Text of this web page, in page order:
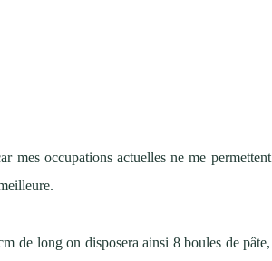
mes occupations actuelles ne me permettent
de long on disposera ainsi 8 boules de pâte,